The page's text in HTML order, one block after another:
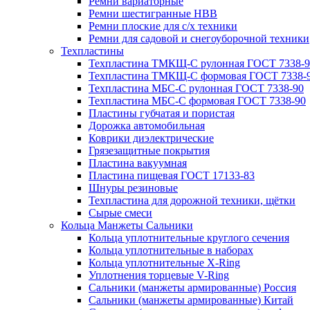
Ремни шестигранные HBB
Ремни плоские для с/х техники
Ремни для садовой и снегоуборочной техники
Техпластины
Техпластина ТМКЩ-С рулонная ГОСТ 7338-
Техпластина ТМКЩ-С формовая ГОСТ 7338-
Техпластина МБС-С рулонная ГОСТ 7338-90
Техпластина МБС-С формовая ГОСТ 7338-90
Пластины губчатая и пористая
Дорожка автомобильная
Коврики диэлектрические
Грязезащитные покрытия
Пластина вакуумная
Пластина пищевая ГОСТ 17133-83
Шнуры резиновые
Техпластина для дорожной техники, щётки
Сырые смеси
Кольца Манжеты Сальники
Кольца уплотнительные круглого сечения
Кольца уплотнительные в наборах
Кольца уплотнительные Х-Ring
Уплотнения торцевые V-Ring
Сальники (манжеты армированные) Россия
Сальники (манжеты армированные) Китай